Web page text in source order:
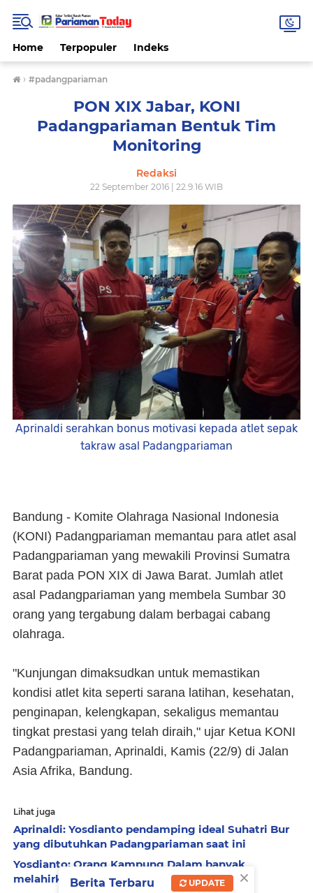
Home Terpopuler Indeks
› #padangpariaman
PON XIX Jabar, KONI
Padangpariaman Bentuk Tim
Monitoring
Redaksi
22 September 2016 | 22.9.16 WIB
Aprinaldi serahkan bonus motivasi kepada atlet sepak
takraw asal Padangpariaman
Bandung - Komite Olahraga Nasional Indonesia
(KONI) Padangpariaman memantau para atlet asal
Padangpariaman yang mewakili Provinsi Sumatra
Barat pada PON XIX di Jawa Barat. Jumlah atlet
asal Padangpariaman yang membela Sumbar 30
orang yang tergabung dalam berbagai cabang
olahraga.
"Kunjungan dimaksudkan untuk memastikan
kondisi atlet kita seperti sarana latihan, kesehatan,
penginapan, kelengkapan, sekaligus memantau
tingkat prestasi yang telah diraih," ujar Ketua KONI
Padangpariaman, Aprinaldi, Kamis (22/9) di Jalan
Asia Afrika, Bandung.
Lihat juga
Aprinaldi: Yosdianto pendamping ideal Suhatri Bur
yang dibutuhkan Padangpariaman saat ini
Yosdianto: Orang Kampung Dalam banyak
melahirkan Tokoh Nasional
×
Berita Terbaru UPDATE